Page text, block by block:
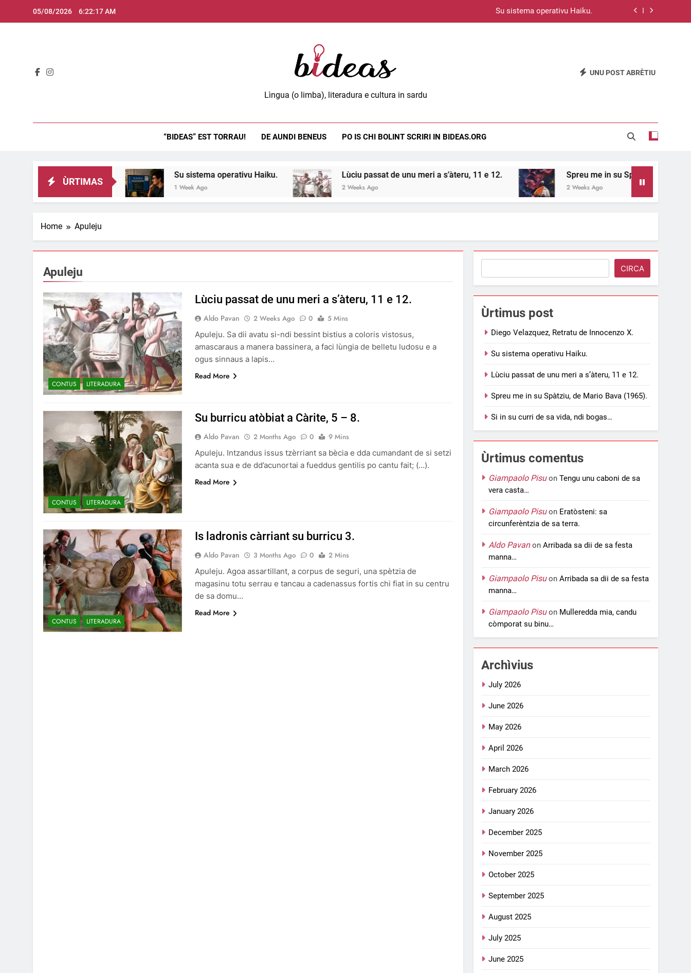
05/08/2026 6:22:18 AM Su sistema operativu Haiku.
Diego Velazquez, Retratu de Innocenzo X.
Lùciu passat de unu meri a s’àteru, 11 e 12.
Bideas.orgLìngua (o limba), literadura e cultura in sardu
UNU POST ABRÈTIU
“BIDEAS” EST TORRAU! DE AUNDI BENEUS PO IS CHI BOLINT SCRIRI IN BIDEAS.ORG
ÙRTIMAS
de Innocenzo X. Su sistema operativu Haiku.
1 Week Ago
Lùciu passat de unu meri a s’àteru, 11 e 12.
2 Weeks Ago
Spreu me in su Spàtziu, de Mario Bava
2 Weeks Ago
Home Apuleju
Apuleju
CONTUS LITERADURA
Lùciu passat de unu meri a s’àteru, 11 e 12.
Aldo Pavan 2 Weeks Ago 0
5 Mins
Apuleju. Sa dii avatu si-ndi bessint bistius a coloris vistosus,
amascaraus a manera bassinera, a faci lùngia de belletu ludosu e a
ogus sinnaus a lapis…
Read More
CONTUS LITERADURA
Su burricu atòbiat a Càrite, 5 – 8.
Aldo Pavan 2 Months Ago 0
9 Mins
Apuleju. Intzandus issus tzèrriant sa bècia e dda cumandant de si setzi
acanta sua e de dd’acunortai a fueddus gentilis po cantu fait; (…).
Read More
CONTUS LITERADURA
Is ladronis càrriant su burricu 3.
Aldo Pavan 3 Months Ago 0
2 Mins
Apuleju. Agoa assartillant, a corpus de seguri, una spètzia de
magasinu totu serrau e tancau a cadenassus fortis chi fiat in su centru
de sa domu…
Read More
CIRCA
Ùrtimus post
Diego Velazquez, Retratu de Innocenzo X.
Su sistema operativu Haiku.
Lùciu passat de unu meri a s’àteru, 11 e 12.
Spreu me in su Spàtziu, de Mario Bava (1965).
Si in su curri de sa vida, ndi bogas…
Ùrtimus comentus
Giampaolo PisuonTengu unu caboni de sa
vera casta…
Giampaolo Pisuon Eratòsteni: sa
circunferèntzia de sa terra.
Aldo PavanonArribada sa dii de sa festa
manna…
Giampaolo PisuonArribada sa dii de sa festa
manna…
Giampaolo Pisuon Mulleredda mia, candu
còmporat su binu…
Archìvius
July 2026
June 2026
May 2026
April 2026
March 2026
February 2026
January 2026
December 2025
November 2025
October 2025
September 2025
August 2025
July 2025
June 2025